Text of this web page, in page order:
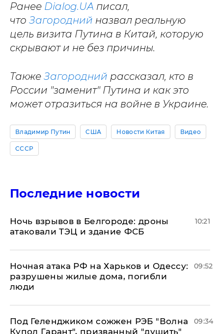
Ранее Dialog.UA писал,
что Загородний назвал реальную
цель визита Путина в Китай, которую
скрывают и не без причины.
Также Загородний рассказал, кто в
России "заменит" Путина и как это
может отразиться на войне в Украине.
Владимир Путин США Новости Китая Видео
СССР
Последние новости
​Ночь взрывов в Белгороде: дроны
атаковали ТЭЦ и здание ФСБ
10:21
​Ночная атака РФ на Харьков и Одессу:
разрушены жилые дома, погибли
люди
09:52
Под Геленджиком сожжен РЭБ "Волна
Купол Гарант", призванный "душить"
09:34